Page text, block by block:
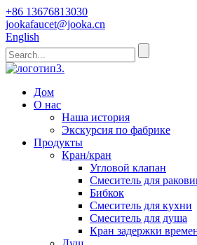
+86 13676813030
jookafaucet@jooka.cn
English
Дом
О нас
Наша история
Экскурсия по фабрике
Продукты
Кран/кран
Угловой клапан
Смеситель для
Бибкок
Смеситель для кухни
Смеситель для душа
Кран задержки